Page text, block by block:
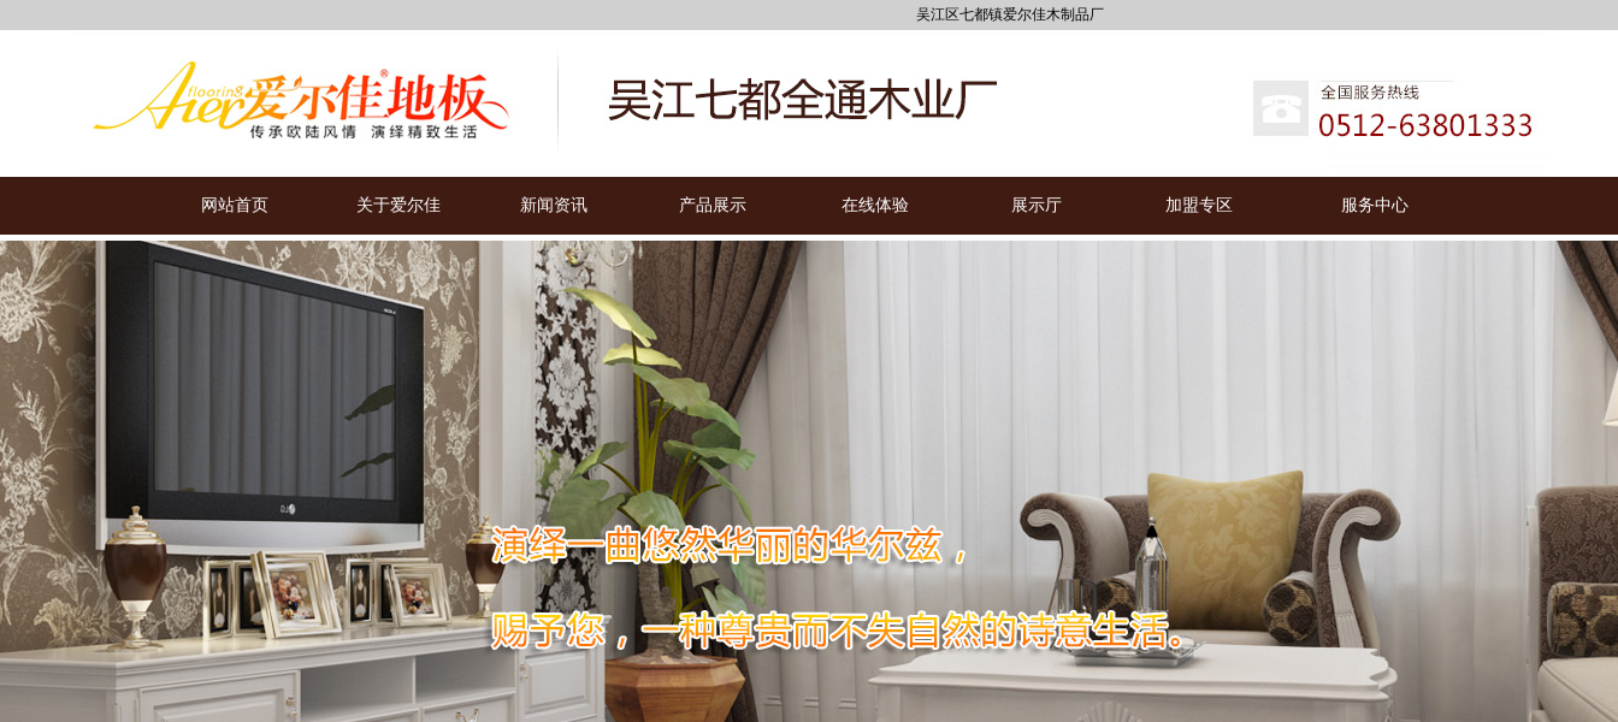
吴江区七都镇爱尔佳木制品厂
网站首页 关于爱尔佳 新闻资讯 产品展示 在线体验 展示厅 加盟专区 服务中心